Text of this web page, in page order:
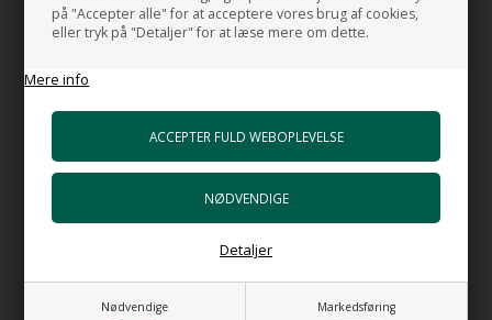
på "Accepter alle" for at acceptere vores brug af cookies,
eller tryk på "Detaljer" for at læse mere om dette.
Mere info
Nødvendige Markedsføring
Detaljer
en bundventil i SøGrøn farve.
Bundventil med porcelæns top med Free flow funktion til
Freeflow bundventil lukker ikke helt, så vandet vil stadig løbe ud i
afløbet i håndvasken.
Dette er ideelt hvis der ikke er overløb i håndvasken og du ikke